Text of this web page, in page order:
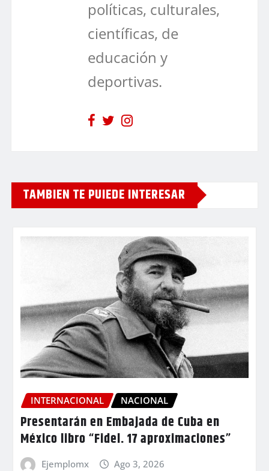
políticas, culturales,
científicas, de
educación y
deportivas.
TAMBIEN TE PUIEDE INTERESAR
INTERNACIONAL NACIONAL
Presentarán en Embajada de Cuba en
México libro “Fidel. 17 aproximaciones”
Ejemplomx Ago 3, 2026